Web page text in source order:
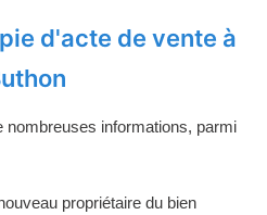
d'acte de vente à
nombreuses informations, parmi
propriétaire du bien